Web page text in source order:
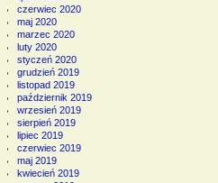
czerwiec 2020
maj 2020
marzec 2020
luty 2020
styczeń 2020
grudzień 2019
listopad 2019
październik 2019
wrzesień 2019
sierpień 2019
lipiec 2019
czerwiec 2019
maj 2019
kwiecień 2019